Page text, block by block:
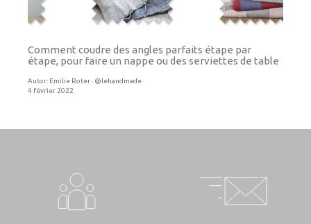
Comment coudre des angles parfaits étape par
étape, pour faire un nappe ou des serviettes de table
Autor: Emilie Roter · @lehandmade
4 février 2022